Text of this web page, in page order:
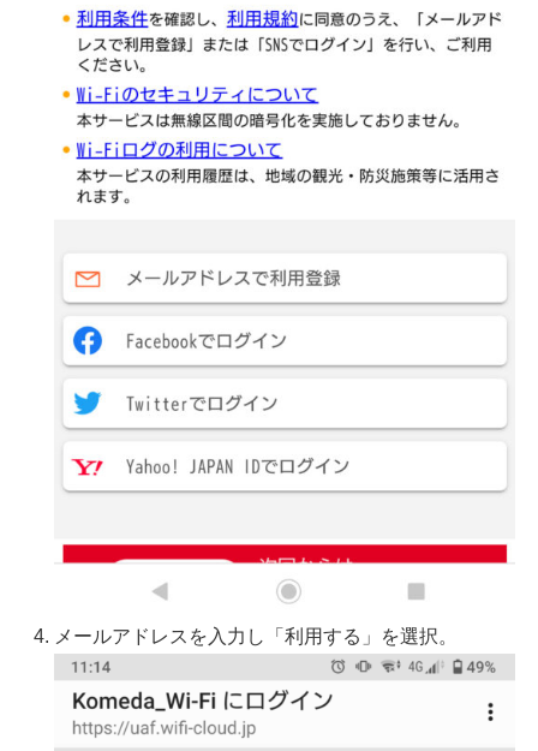
メールアドレスを入力し「利用する」を選択。